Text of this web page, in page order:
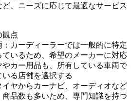
、ニーズに応じて最適なサービス
観点
カーディーラーでは一般的に特定
いるため、希望のメーカーに対応
やカー用品も、所有している車両で
る店舗を選択する
ヤからカーナビ、オーディオなど
品数も多いため、専門知識を持つ